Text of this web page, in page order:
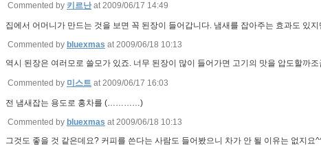
Commented by 키르난at 2009/06/17 14:49
집에서 어머니가 만드는 것을 보면 꼭 된장이 들어갑니다. 냄새를 잡아주는 효과도 있
Commented by bluexmas at 2009/06/18 10:13
역시 된장은 여러모로 쓸모가 있죠. 너무 된장이 많이 들어가면 고기의 맛을 압도할까
Commented by 미스트 at 2009/06/17 16:03
전 냄새잡는 용도로 홍차를 (…………)
Commented by bluexmas at 2009/06/18 10:13
그것도 좋을 것 같은데요? 커피를 쓴다는 사람도 들어봤으니 차가 안 될 이유는 없지요